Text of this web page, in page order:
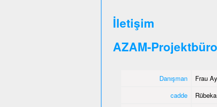
İletişim
AZAM-
Danışman
Frau
cadde